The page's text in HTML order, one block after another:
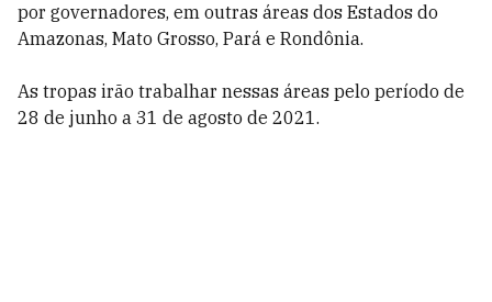
por governadores, em outras áreas dos Estados do
Amazonas, Mato Grosso, Pará e Rondônia.
As tropas irão trabalhar nessas áreas pelo período de
28 de junho a 31 de agosto de 2021.